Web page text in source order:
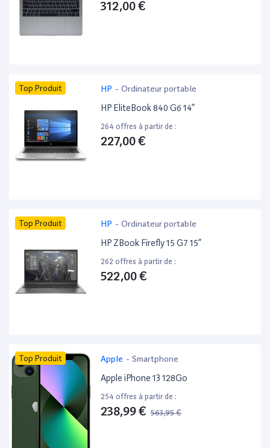
312,00 €
Top Produit HP - Ordinateur portable
HP EliteBook 840 G6 14”
264 offres à partir de :
227,00 €
Top Produit HP - Ordinateur portable
HP ZBook Firefly 15 G7 15”
262 offres à partir de :
522,00 €
Top Produit Apple - Smartphone
Apple iPhone 13 128Go
254 offres à partir de :
238,99 € 563,95 €